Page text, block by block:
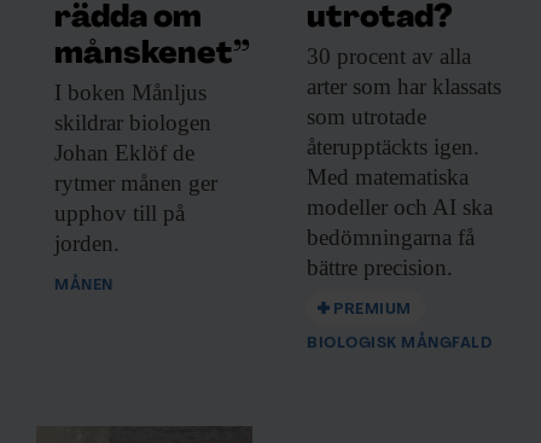
rädda om
månskenet”
I boken Månljus
skildrar biologen
Johan Eklöf de
rytmer månen ger
upphov till på
jorden.
MÅNEN
utrotad?
30 procent av alla
arter som har klassats
som utrotade
återupptäckts igen.
Med matematiska
modeller och AI ska
bedömningarna få
bättre precision.
PREMIUM
BIOLOGISK MÅNGFALD